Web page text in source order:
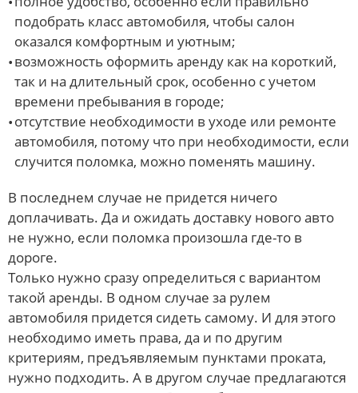
подобрать класс автомобиля, чтобы салон
оказался комфортным и уютным;
возможность оформить аренду как на короткий,
так и на длительный срок, особенно с учетом
времени пребывания в городе;
отсутствие необходимости в уходе или ремонте
автомобиля, потому что при необходимости, если
случится поломка, можно поменять машину.
В последнем случае не придется ничего
доплачивать. Да и ожидать доставку нового авто
не нужно, если поломка произошла где-то в
дороге.
Только нужно сразу определиться с вариантом
такой аренды. В одном случае за рулем
автомобиля придется сидеть самому. И для этого
необходимо иметь права, да и по другим
критериям, предъявляемым пунктами проката,
нужно подходить. А в другом случае предлагаются